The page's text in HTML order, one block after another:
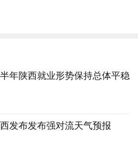
半年陕西就业形势保持总体平稳
发布发布强对流天气预报